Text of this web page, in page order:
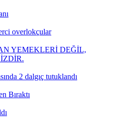
overlokçular
YEMEKLERİ DEĞİL,
2 dalgıç tutuklandı
Bıraktı